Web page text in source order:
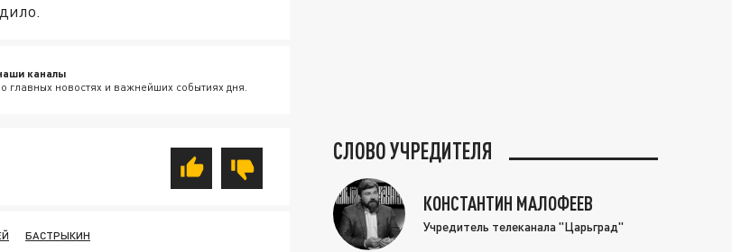
каналы
главных новостях и важнейших событиях дня.
БАСТРЫКИН
СЛОВО УЧРЕДИТЕЛЯ
КОНСТАНТИН МАЛОФЕЕВ
Учредитель телеканала "Царьград"